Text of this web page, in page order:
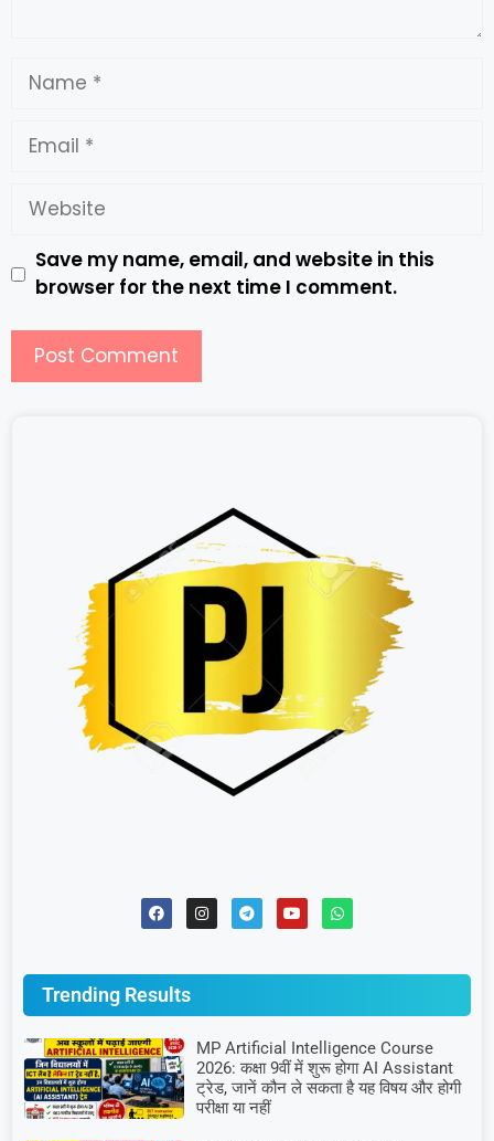
Save my name, email, and website in this
browser for the next time I comment.
Trending Results
MP Artificial Intelligence Course
2026: कक्षा 9वीं में शुरू होगा AI Assistant
ट्रेड, जानें कौन ले सकता है यह विषय और होगी
परीक्षा या नहीं